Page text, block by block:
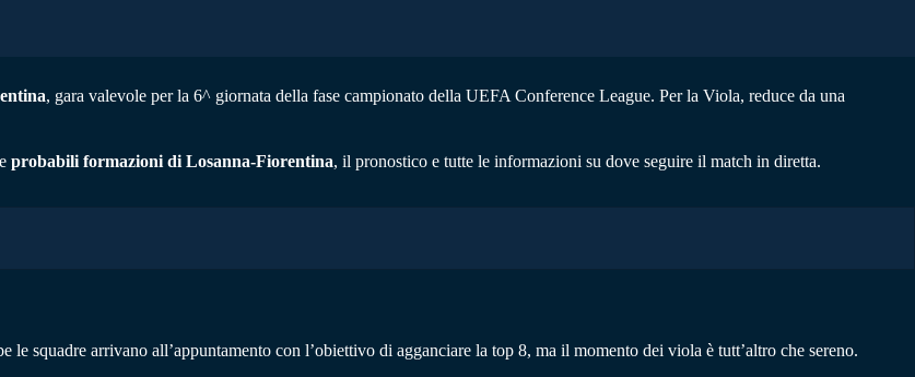
, gara valevole per la 6^ giornata della fase campionato della UEFA Conference League. Per la Viola, reduce da una
probabili formazioni di Losanna-Fiorentina, il pronostico e tutte le informazioni su dove seguire il match in diretta.
squadre arrivano all’appuntamento con l’obiettivo di agganciare la top 8, ma il momento dei viola è tutt’altro che sereno.